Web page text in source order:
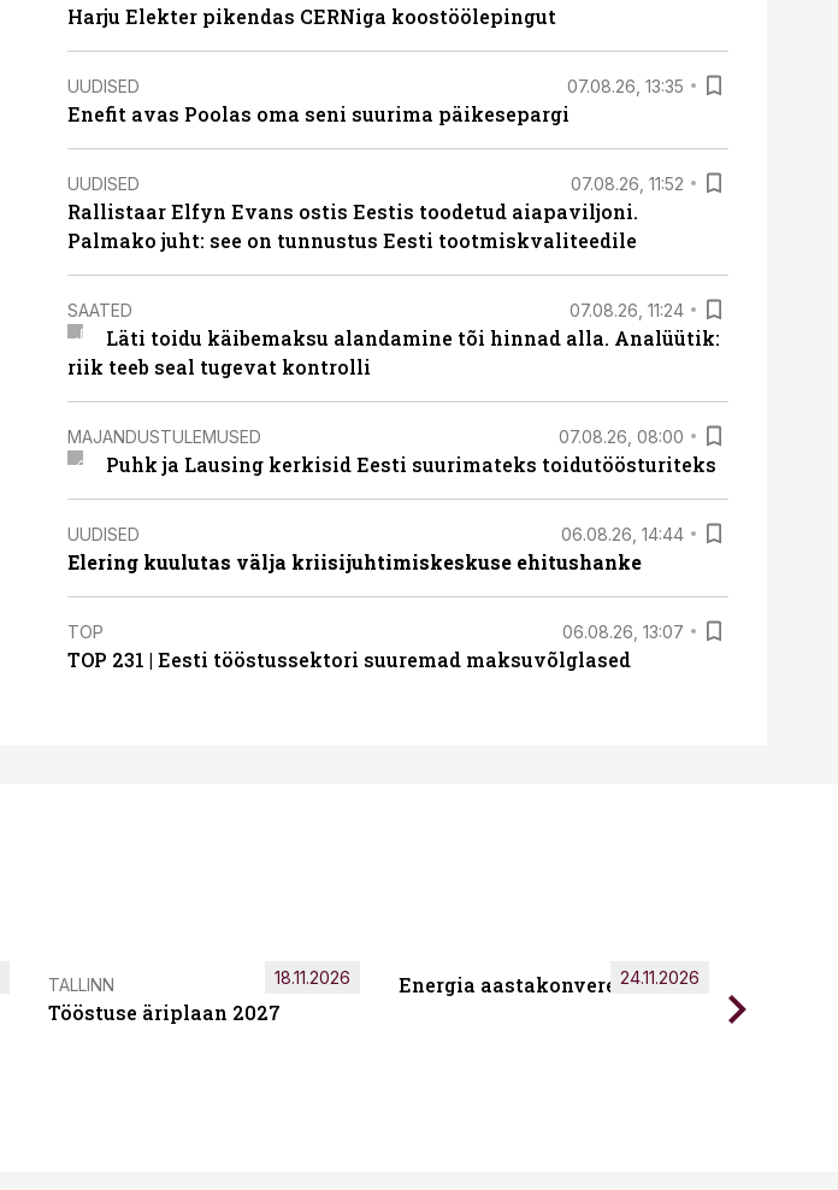
Harju Elekter pikendas CERNiga koostöölepingut
UUDISED 07.08.26, 13:35
Enefit avas Poolas oma seni suurima päikesepargi
UUDISED 07.08.26, 11:52
Rallistaar Elfyn Evans ostis Eestis toodetud aiapaviljoni.
Palmako juht: see on tunnustus Eesti tootmiskvaliteedile
SAATED 07.08.26, 11:24
Läti toidu käibemaksu alandamine tõi hinnad alla. Analüütik:
riik teeb seal tugevat kontrolli
MAJANDUSTULEMUSED 07.08.26, 08:00
Puhk ja Lausing kerkisid Eesti suurimateks toidutöösturiteks
UUDISED 06.08.26, 14:44
Elering kuulutas välja kriisijuhtimiskeskuse ehitushanke
TOP 06.08.26, 13:07
TOP 231 | Eesti tööstussektori suuremad maksuvõlglased
TALLINN
Tööstuse äriplaan 2027
18.11.2026 Energia aastakonverents 2026
24.11.2026